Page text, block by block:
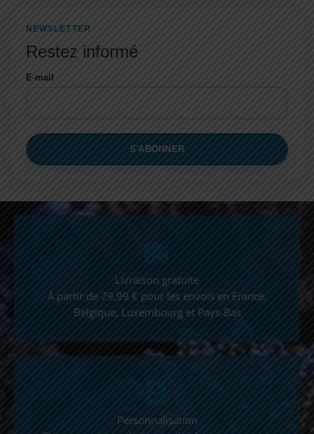
NEWSLETTER
Restez informé
E-mail
Livraison gratuite
À partir de 79,99 € pour les envois en France,
Belgique, Luxembourg et Pays-Bas
Personnalisation